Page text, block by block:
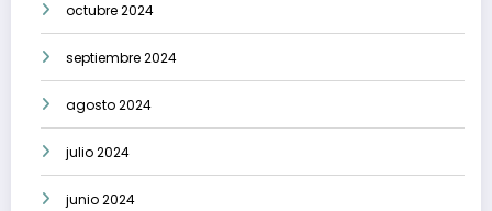
octubre 2024
septiembre 2024
agosto 2024
julio 2024
junio 2024